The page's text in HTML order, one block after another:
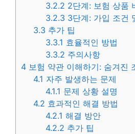
3.2.2 2단계: 보험 상품
3.2.3 3단계: 가입 조건
3.3 추가 팁
3.3.1 효율적인 방법
3.3.2 주의사항
4 보험 약관 이해하기: 숨겨진
4.1 자주 발생하는 문제
4.1.1 문제 상황 설명
4.2 효과적인 해결 방법
4.2.1 해결 방안
4.2.2 추가 팁